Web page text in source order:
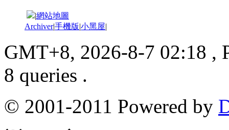
|網站地圖
Archiver|手機版|小黑屋|
GMT+8, 2026-8-7 02:18 ,
8 queries .
© 2001-2011 Powered by